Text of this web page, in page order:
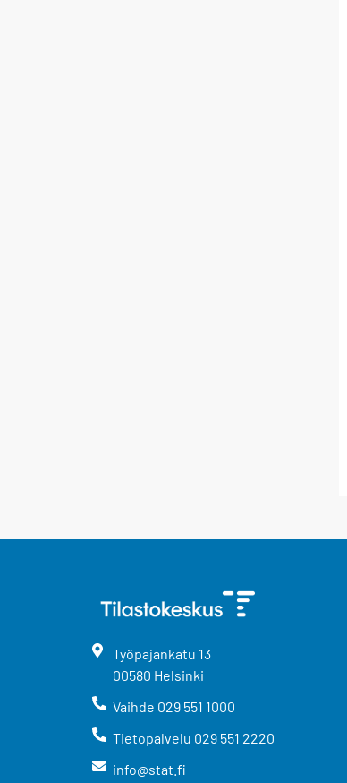
Työpajankatu 13
00580 Helsinki
Vaihde 029 551 1000
Tietopalvelu 029 551 2220
info@stat.fi